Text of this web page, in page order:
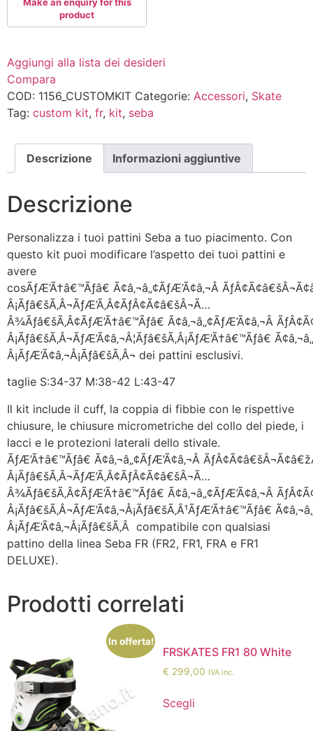
Aggiungi alla lista dei desideri
Compara
COD: 1156_CUSTOMKIT Categorie: Accessori, Skate
Tag: custom kit, fr, kit, seba
Descrizione Informazioni aggiuntive
Descrizione
Personalizza i tuoi pattini Seba a tuo piacimento. Con
questo kit puoi modificare l’aspetto dei tuoi pattini e
avere
cosÃƒÆ’Ã†â€™Ãƒâ€ Ã¢â‚¬â„¢ÃƒÆ’Ã¢â‚¬Â
Â¡Ãƒâ€šÃ‚Â¬ÃƒÆ’Ã‚Â¢ÃƒÂ¢Ã¢â€šÂ¬Ã…
Â¾Ãƒâ€šÃ‚Â¢ÃƒÆ’Ã†â€™Ãƒâ€ Ã¢â‚¬â„¢ÃƒÆ’Ã¢â‚¬Â
Â¡Ãƒâ€šÃ‚Â¬ÃƒÆ’Ã¢â‚¬Â¦Ãƒâ€šÃ‚Â¡ÃƒÆ’Ã†â€™Ãƒâ€
Â¡ÃƒÆ’Ã¢â‚¬Å¡Ãƒâ€šÃ‚Â¬ dei pattini esclusivi.
taglie S:34-37 M:38-42 L:43-47
Il kit include il cuff, la coppia di fibbie con le rispettive
chiusure, le chiusure micrometriche del collo del piede, i
lacci e le protezioni laterali dello stivale.
ÃƒÆ’Ã†â€™Ãƒâ€ Ã¢â‚¬â„¢ÃƒÆ’Ã¢â‚¬Â
Â¡Ãƒâ€šÃ‚Â¬ÃƒÆ’Ã‚Â¢ÃƒÂ¢Ã¢â€šÂ¬Ã…
Â¾Ãƒâ€šÃ‚Â¢ÃƒÆ’Ã†â€™Ãƒâ€ Ã¢â‚¬â„¢ÃƒÆ’Ã¢â‚¬Â
Â¡Ãƒâ€šÃ‚Â¬ÃƒÆ’Ã¢â‚¬Å¡Ãƒâ€šÃ‚Â¹ÃƒÆ’Ã†â€™Ãƒâ€
Â¡ÃƒÆ’Ã¢â‚¬Å¡Ãƒâ€šÃ‚Â compatibile con qualsiasi
pattino della linea Seba FR (FR2, FR1, FRA e FR1
DELUXE).
Prodotti correlati
In offerta!
FRSKATES FR1 80 White
€ 299,00 IVA inc.
Scegli